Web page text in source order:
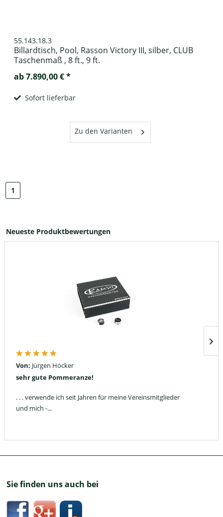
55.143.18.3
Billardtisch, Pool, Rasson Victory III, silber, CLUB
Taschenmaß , 8 ft., 9 ft.
ab 7.890,00 € *
Sofort lieferbar
Zu den Varianten
1
Neueste Produktbewertungen
Von: Jürgen Höcker
sehr gute Pommeranze!
. . . verwende ich seit Jahren für meine Vereinsmitglieder
und mich -...
Sie finden uns auch bei